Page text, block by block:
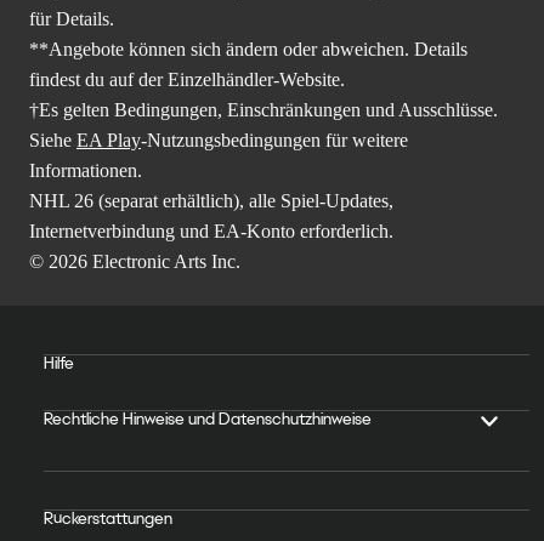
für Details.
**Angebote können sich ändern oder abweichen. Details
findest du auf der Einzelhändler-Website.
†Es gelten Bedingungen, Einschränkungen und Ausschlüsse.
Siehe EA Play-Nutzungsbedingungen für weitere
Informationen.
NHL 26 (separat erhältlich), alle Spiel-Updates,
Internetverbindung und EA-Konto erforderlich.
© 2026 Electronic Arts Inc.
Hilfe
Rechtliche Hinweise und Datenschutzhinweise
Rückerstattungen